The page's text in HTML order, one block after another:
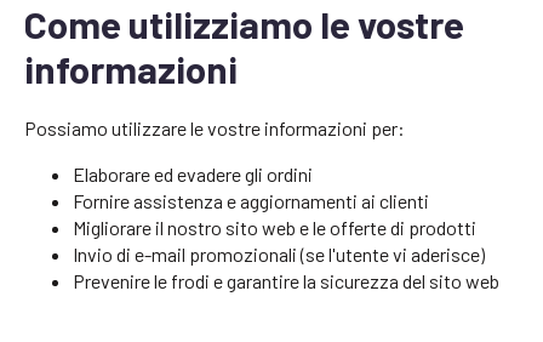
Come utilizziamo le vostre
informazioni
Possiamo utilizzare le vostre informazioni per:
Elaborare ed evadere gli ordini
Fornire assistenza e aggiornamenti ai clienti
Migliorare il nostro sito web e le offerte di prodotti
Invio di e-mail promozionali (se l'utente vi aderisce)
Prevenire le frodi e garantire la sicurezza del sito web